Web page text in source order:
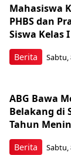
Berita
Mahasiswa
PHBS dan
Siswa Kelas
Sabtu,
Berita
ABG Bawa
Belakang di
Tahun
Sabtu,